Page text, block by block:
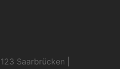
Saarbrücken |